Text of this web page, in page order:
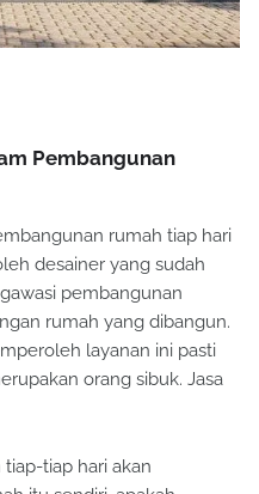
Pembangunan
rumah tiap hari
desainer yang sudah
pembangunan
rumah yang dibangun.
layanan ini pasti
orang sibuk. Jasa
tiap hari akan